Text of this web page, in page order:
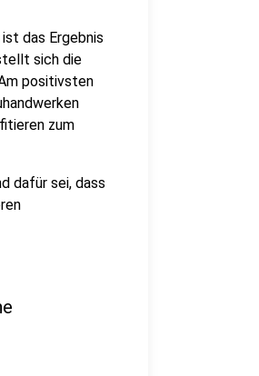
das Ergebnis
sich die
positivsten
zum
dafür sei, dass